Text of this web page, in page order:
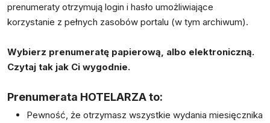
prenumeraty otrzymują login i hasło umożliwiające
korzystanie z pełnych zasobów portalu (w tym archiwum).
Wybierz prenumeratę papierową, albo elektroniczną.
Czytaj tak jak Ci wygodnie.
Prenumerata HOTELARZA to:
Pewność, że otrzymasz wszystkie wydania miesięcznika